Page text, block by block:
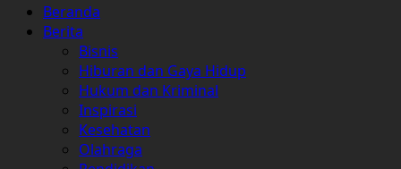
Primary
Menu
Beranda
Berita
Bisnis
Hiburan dan Gaya Hidup
Hukum dan Kriminal
Inspirasi
Kesehatan
Olahraga